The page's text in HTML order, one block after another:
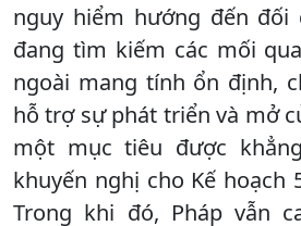
nguy hiểm hướng đến đối
đang tìm kiếm các mối
ngoài mang tính ổn định,
hỗ trợ sự phát triển và mở
một mục tiêu được
khuyến nghị cho Kế hoạch
Trong khi đó, Pháp vẫn